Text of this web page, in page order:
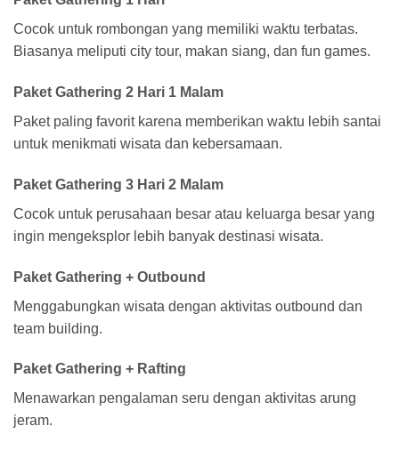
Cocok untuk rombongan yang memiliki waktu terbatas.
Biasanya meliputi city tour, makan siang, dan fun games.
Paket Gathering 2 Hari 1 Malam
Paket paling favorit karena memberikan waktu lebih santai
untuk menikmati wisata dan kebersamaan.
Paket Gathering 3 Hari 2 Malam
Cocok untuk perusahaan besar atau keluarga besar yang
ingin mengeksplor lebih banyak destinasi wisata.
Paket Gathering + Outbound
Menggabungkan wisata dengan aktivitas outbound dan
team building.
Paket Gathering + Rafting
Menawarkan pengalaman seru dengan aktivitas arung
jeram.